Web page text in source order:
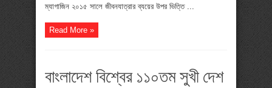
ম্যাগাজিন ২০১৫ সালে জীবনযাত্রার ব্যয়ের উপর ভিত্তি ...
Read More »
বাংলাদেশ বিশ্বের ১১০তম সুখী দেশ